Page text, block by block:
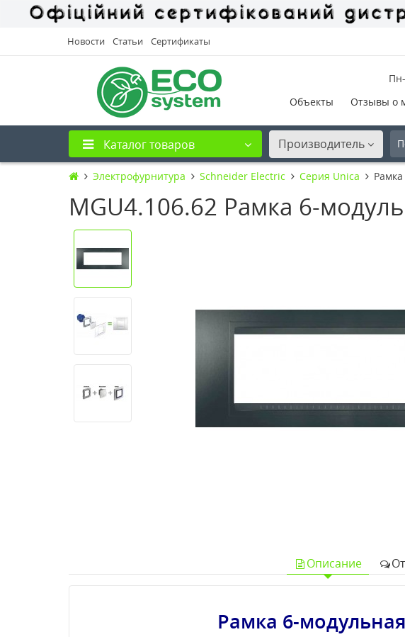
Новости Статьи Сертификаты
Объекты
Отзывы о
Каталог товаров Производитель
Электрофурнитура Schneider Electric Серия Unica
MGU4.106.62 Рамка 6-
Описание
Рамка 6-